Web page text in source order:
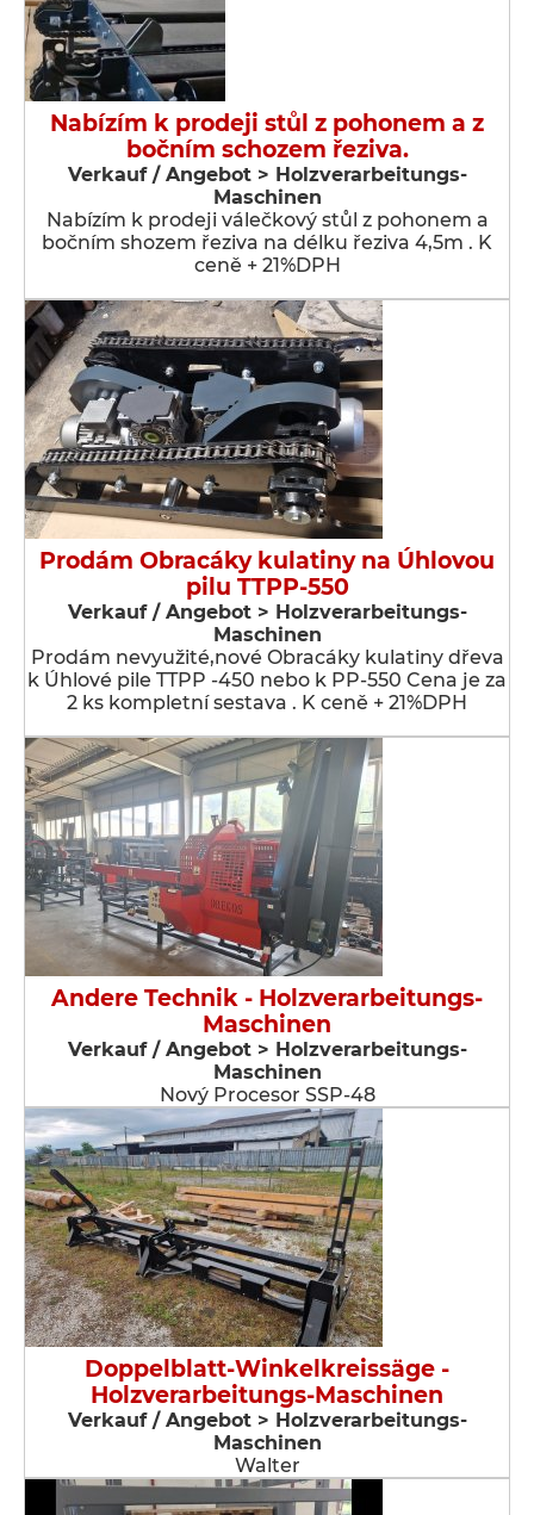
Nabízím k prodeji stůl z pohonem a z
bočním schozem řeziva.
Verkauf / Angebot > Holzverarbeitungs-
Maschinen
Nabízím k prodeji válečkový stůl z pohonem a
bočním shozem řeziva na délku řeziva 4,5m . K
ceně + 21%DPH
Prodám Obracáky kulatiny na Úhlovou
pilu TTPP-550
Verkauf / Angebot > Holzverarbeitungs-
Maschinen
Prodám nevyužité,nové Obracáky kulatiny dřeva
k Úhlové pile TTPP -450 nebo k PP-550 Cena je za
2 ks kompletní sestava . K ceně + 21%DPH
Andere Technik - Holzverarbeitungs-
Maschinen
Verkauf / Angebot > Holzverarbeitungs-
Maschinen
Nový Procesor SSP-48
Doppelblatt-Winkelkreissäge -
Holzverarbeitungs-Maschinen
Verkauf / Angebot > Holzverarbeitungs-
Maschinen
Walter